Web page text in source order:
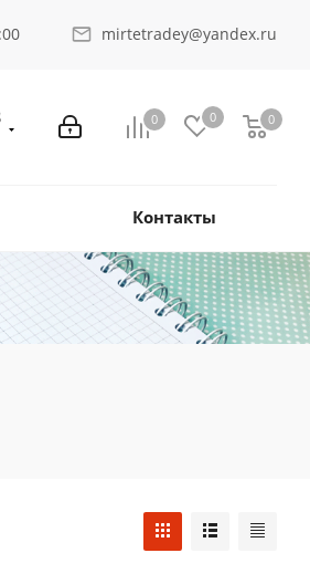
mirtetradey@yandex.ru
0 0 0
Контакты